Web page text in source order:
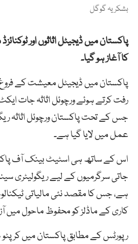
بشکریہ گوگل
پاکستان میں ڈیجیٹل اثاثوں اور
کا آغاز ہو گیا۔
پاکستان میں ڈیجیٹل معیشت کے
رفت کرتے ہوئے ورچوئل اثاثہ جات
جس کے تحت پاکستان ورچوئل اثاثہ
عمل میں لایا گیا ہے۔
اس کے ساتھ ہی اسٹیٹ بینک آف
جاتی سرگرمیوں کے لیے ریگولیٹری
ہے، جس کا مقصد نئی مالیاتی
کاری کے ماڈلز کو محفوظ ماحول میں